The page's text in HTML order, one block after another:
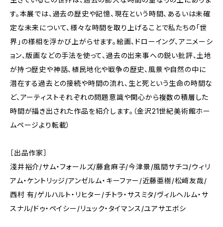
す。本展では、過去の歴史や記憶、現在という時間、あるいは未確
定な未来について、様々な時間を取り上げることで私たちの「世
界」の様相を浮かび上がらせます。絵画、ドローイング、アニメーシ
ョン、版画などの手法を使って、過去の出来事への鋭い批評、土地
が持つ歴史や神話、植民地化や戦争の歴史、風景や自然の中に
潜在する過去との接続や時間の流れ、生と死という生命の時間な
ど、アーティストそれぞれの問題意識や関心から複数の積層した
時間が描き出された作品を紹介します。（金沢21世紀美術館ホー
ムページより転載）
［出品作家］
淺井裕介/サム・フォールズ/藤倉麻子/今津景/風間サチコ/ウィリ
アム・ケントリッジ/アンゼルム・キーファー/近藤亜樹/松﨑友哉/
西村 有/ゲルハルト・リヒター/チトラ・サスミタ/ヴィルヘルム・サ
スナル/ドゥ・ペイシー/リュック・タイマンス/ユアサエボシ